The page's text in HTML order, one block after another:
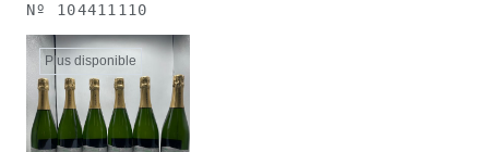
Nº 104411110
Plus disponible